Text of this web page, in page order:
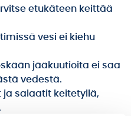
etukäteen keittää
vesi ei kiehu
jääkuutioita ei saa
vedestä.
ja salaatit keitetyllä,